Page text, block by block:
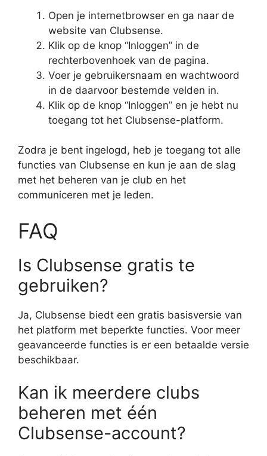
Open je internetbrowser en ga naar de
website van Clubsense.
Klik op de knop “Inloggen” in de
rechterbovenhoek van de pagina.
Voer je gebruikersnaam en wachtwoord
in de daarvoor bestemde velden in.
Klik op de knop “Inloggen” en je hebt nu
toegang tot het Clubsense-platform.
Zodra je bent ingelogd, heb je toegang tot alle
functies van Clubsense en kun je aan de slag
met het beheren van je club en het
communiceren met je leden.
FAQ
Is Clubsense gratis te
gebruiken?
Ja, Clubsense biedt een gratis basisversie van
het platform met beperkte functies. Voor meer
geavanceerde functies is er een betaalde versie
beschikbaar.
Kan ik meerdere clubs
beheren met één
Clubsense-account?